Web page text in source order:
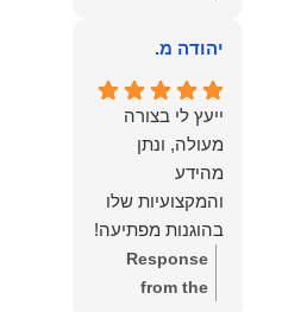
העוצמות
.והצגת אמת
.תודה לכם תמיד
תשאירו לי אור
בעניים .
רבה על המילים
והחמות! כיף
גדול לשמוע
שהרגשת בידיים
טובות. בשביל
הצוות שלנו זה
שווה את הכל.
נשמח תמיד
לעמוד לרשותך!
יהודה מ.
ייעץ לי בצורה
מעולה, ונתן
מהידע
והמקצועיות שלו
בהוגנות מפתיעה!
Response
from the